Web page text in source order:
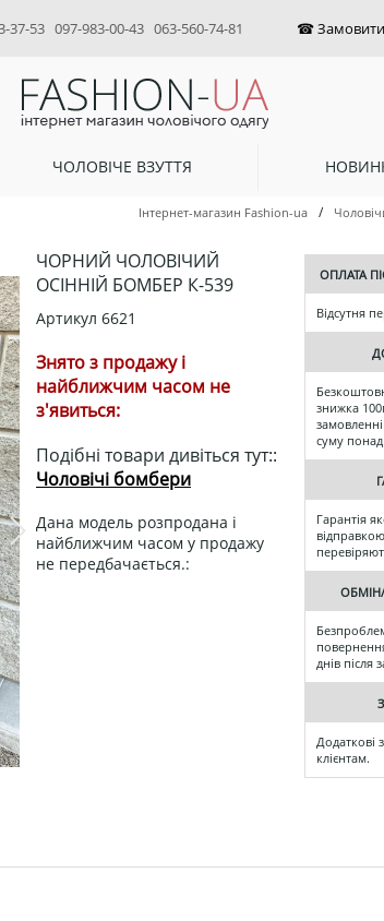
37-53 097-983-00-43 063-560-74-81
ЧОЛОВІЧЕ ВЗУТТЯ
Інтернет-магазин Fashion-ua /
ЧОРНИЙ ЧОЛОВІЧИЙ
ОСІННІЙ БОМБЕР К-539
Артикул 6621
Знято з продажу і
найближчим часом не
з'явиться:
Подібні товари дивіться тут::
Чоловічі бомбери
Дана модель розпродана і
найближчим часом у продажу
не передбачається.:
ОПЛАТА
Відсутня
знижка
суму
Гарантія
відправкою
днів після
Додаткові
клієнтам.